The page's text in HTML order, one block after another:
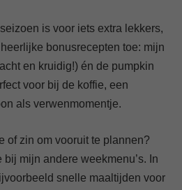
is voor iets extra lekkers,
bonusrecepten toe: mijn
en kruidig!) én de pumpkin
voor bij de koffie, een
als verwenmomentje.
of zin om vooruit te plannen?
mijn andere weekmenu’s. In
snelle maaltijden voor